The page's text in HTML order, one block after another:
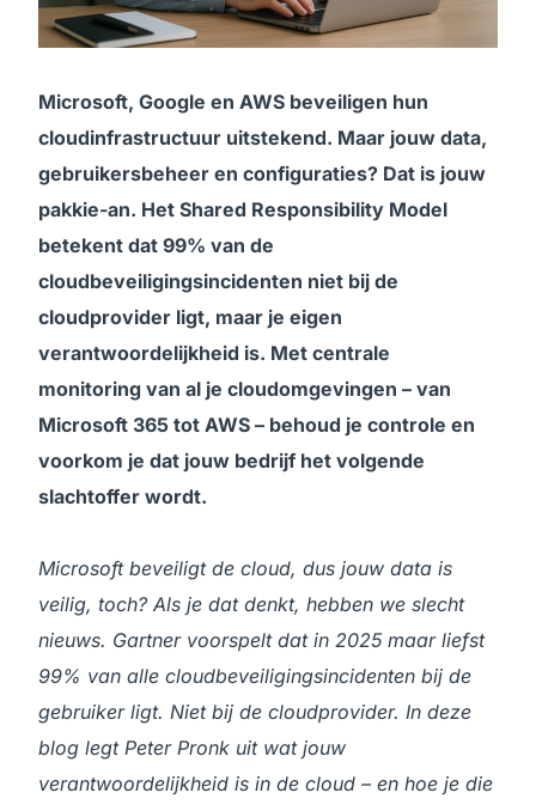
Microsoft, Google en AWS beveiligen hun
cloudinfrastructuur uitstekend. Maar jouw data,
gebruikersbeheer en configuraties? Dat is jouw
pakkie-an. Het Shared Responsibility Model
betekent dat 99% van de
cloudbeveiligingsincidenten niet bij de
cloudprovider ligt, maar je eigen
verantwoordelijkheid is. Met centrale
monitoring van al je cloudomgevingen – van
Microsoft 365 tot AWS – behoud je controle en
voorkom je dat jouw bedrijf het volgende
slachtoffer wordt.
Microsoft beveiligt de cloud, dus jouw data is
veilig, toch? Als je dat denkt, hebben we slecht
nieuws. Gartner voorspelt dat in 2025 maar liefst
99% van alle cloudbeveiligingsincidenten bij de
gebruiker ligt. Niet bij de cloudprovider. In deze
blog legt Peter Pronk uit wat jouw
verantwoordelijkheid is in de cloud – en hoe je die